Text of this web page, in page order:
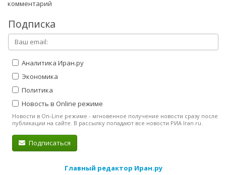
комментарий
Подписка
Аналитика Иран.ру
Экономика
Политика
Новость в Online режиме
Новости в On-Line режиме - мгновенное получение новости сразу после
публикации на сайте. В рассылку попадают все новости РИА Iran.ru.
Подписаться
Главный редактор Иран.ру